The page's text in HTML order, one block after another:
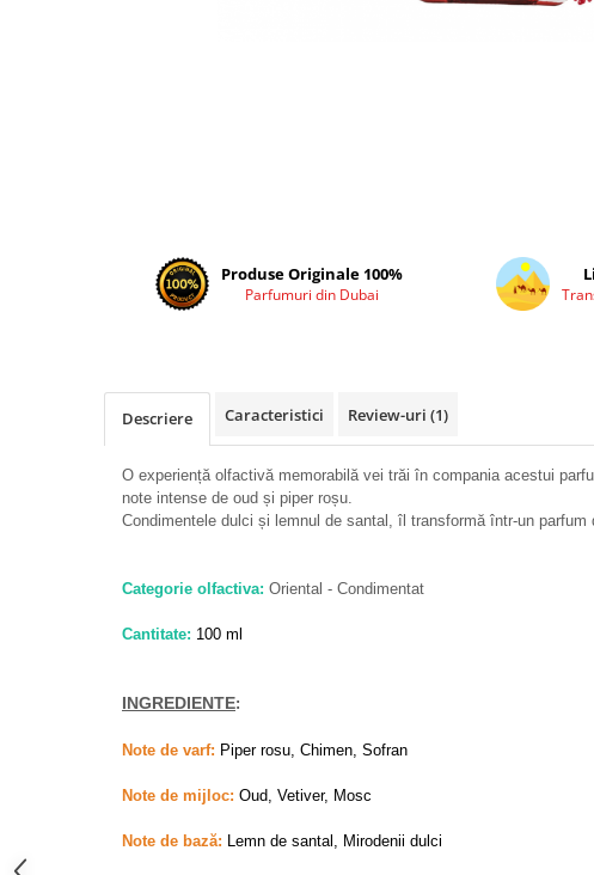
Cadouri pentru EA
Anfar London
Ard al Zaafaran
Athoor Al Alam
Fragrance World
Frederic Patric
French Avenue
Jenny Glow
Produse Originale 100%
Parfumuri din Dubai
Descriere Caracteristici Review-uri (1)
O experiență olfactivă memorabilă vei trăi în compania acestui
note intense de oud și piper roșu.
Condimentele dulci și lemnul de santal, îl transformă într-un parfum
Categorie olfactiva: Oriental - Condimentat
Cantitate: 100 ml
INGREDIENTE:
Note de varf: Piper rosu, Chimen, Sofran
Note de mijloc: Oud, Vetiver, Mosc
Note de bază: Lemn de santal, Mirodenii dulci